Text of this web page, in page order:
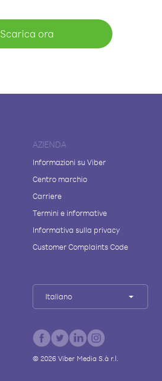
Scarica ora
AZIENDA
Informazioni su Viber
Centro marchio
Carriere
Termini e informative
Informativa sulla privacy
Customer Complaints Code
Italiano
© 2026Viber Media S.à r.l.